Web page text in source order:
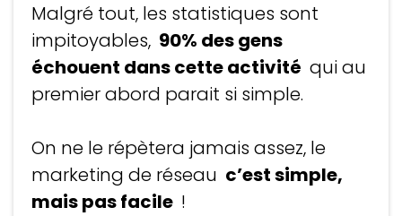
Malgré tout, les statistiques sont
impitoyables, 90% des gens
échouent dans cette activité qui au
premier abord parait si simple.
On ne le répètera jamais assez, le
marketing de réseau c’est simple,
mais pas facile !